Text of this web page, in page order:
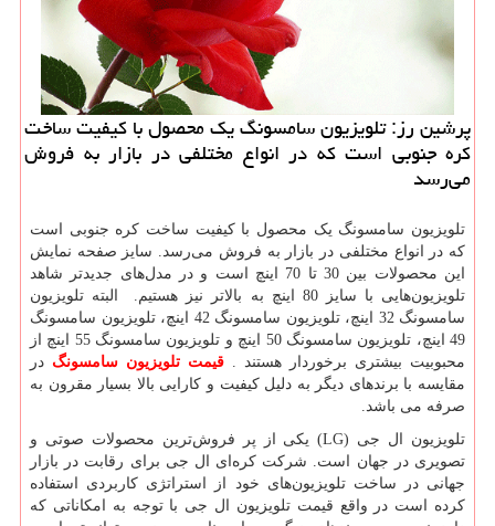
پرشین رز: تلویزیون سامسونگ یك محصول با كیفیت ساخت
كره جنوبی است كه در انواع مختلفی در بازار به فروش
می‌رسد
تلویزیون سامسونگ یک محصول با کیفیت ساخت کره جنوبی است
که در انواع مختلفی در بازار به فروش می‌رسد. سایز صفحه نمایش
این محصولات بین 30 تا 70 اینچ است و در مدل‌های جدیدتر شاهد
تلویزیون‌هایی با سایز 80 اینچ به بالاتر نیز هستیم. البته تلویزیون
سامسونگ 32 اینچ، تلویزیون سامسونگ 42 اینچ، تلویزیون سامسونگ
49 اینچ، تلویزیون سامسونگ 50 اینچ و تلویزیون سامسونگ 55 اینچ از
محبوبیت بیشتری برخوردار هستند
قیمت تلویزیون سامسونگ در
مقایسه با برندهای دیگر به دلیل کیفیت و کارایی بالا بسیار مقرون به
صرفه می باشد.
تلویزیون ال جی (LG) یکی از پر فروش‌ترین محصولات صوتی و
تصویری در جهان است. شرکت کره‌ای ال جی برای رقابت در بازار
جهانی در ساخت تلویزیون‌های خود از استراتژی کاربردی استفاده
کرده است در واقع قیمت تلویزیون ال جی با توجه به امکاناتی که